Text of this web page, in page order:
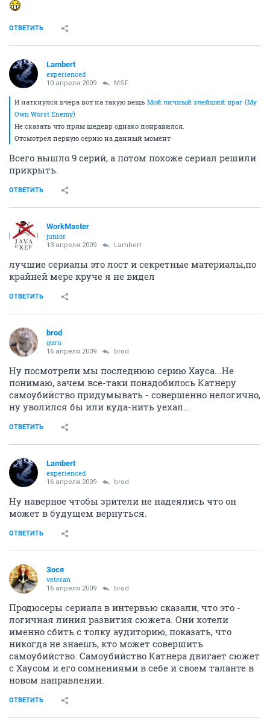
ОТВЕТИТЬ
Lambert
experienced
10 апреля 2009 MSF
И наткнулся вчера вот на такую вещь Мой личный злейший враг (My
Own Worst Enemy)
Не сказать что прям шедевр однако понравился.
Отсмотрел первую серию на данный момент
Всего вышло 9 серий, а потом похоже сериал решили
прикрыть.
ОТВЕТИТЬ
WorkMaster
junior
13 апреля 2009 Lambert
лучшие сериалы это лост и секретные материалы,по
крайней мере круче я не видел
ОТВЕТИТЬ
brod
guru
16 апреля 2009 brod
Ну посмотрели мы последнюю серию Хауса...Не
понимаю, зачем все-таки понадобилось Катнеру
самоубийство придумывать - совершенно нелогично,
ну уволился бы или куда-нить уехал...
ОТВЕТИТЬ
Lambert
experienced
16 апреля 2009 brod
Ну наверное чтобы зрители не надеялись что он
может в будущем вернуться.
ОТВЕТИТЬ
Зося
veteran
16 апреля 2009 brod
Продюсеры сериала в интервью сказали, что это -
логичная линия развития сюжета. Они хотели
именно сбить с толку аудиторию, показать, что
никогда не знаешь, кто может совершить
самоубийство. Самоубийство Катнера двигает сюжет
с Хаусом и его сомнениями в себе и своем таланте в
новом направлении.
ОТВЕТИТЬ